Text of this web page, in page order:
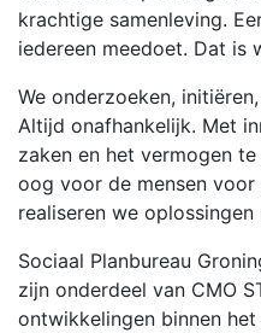
krachtige samenleving.
iedereen meedoet. Dat is
We onderzoeken,
Altijd onafhankelijk. Met
zaken en het vermogen
oog voor de mensen
realiseren we
Sociaal Planbureau
zijn onderdeel van CMO
ontwikkelingen binnen